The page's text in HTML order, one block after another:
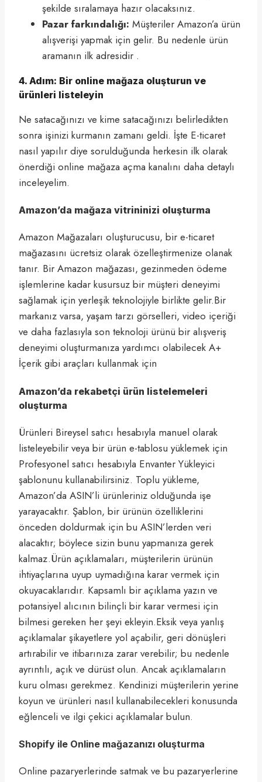
şekilde sıralamaya hazır olacaksınız.
Pazar farkındalığı: Müşteriler Amazon’a ürün
alışverişi yapmak için gelir. Bu nedenle ürün
aramanın ilk adresidir .
4. Adım: Bir online mağaza oluşturun ve
ürünleri listeleyin
Ne satacağınızı ve kime satacağınızı belirledikten
sonra işinizi kurmanın zamanı geldi. İşte E-ticaret
nasıl yapılır diye sorulduğunda herkesin ilk olarak
önerdiği online mağaza açma kanalını daha detaylı
inceleyelim.
Amazon’da mağaza vitrininizi oluşturma
Amazon Mağazaları oluşturucusu, bir e-ticaret
mağazasını ücretsiz olarak özelleştirmenize olanak
tanır. Bir Amazon mağazası, gezinmeden ödeme
işlemlerine kadar kusursuz bir müşteri deneyimi
sağlamak için yerleşik teknolojiyle birlikte gelir.Bir
markanız varsa, yaşam tarzı görselleri, video içeriği
ve daha fazlasıyla son teknoloji ürünü bir alışveriş
deneyimi oluşturmanıza yardımcı olabilecek A+
İçerik gibi araçları kullanmak için
Amazon’da rekabetçi ürün listelemeleri
oluşturma
Ürünleri Bireysel satıcı hesabıyla manuel olarak
listeleyebilir veya bir ürün e-tablosu yüklemek için
Profesyonel satıcı hesabıyla Envanter Yükleyici
şablonunu kullanabilirsiniz. Toplu yükleme,
Amazon’da ASIN’li ürünleriniz olduğunda işe
yarayacaktır. Şablon, bir ürünün özelliklerini
önceden doldurmak için bu ASIN’lerden veri
alacaktır; böylece sizin bunu yapmanıza gerek
kalmaz.Ürün açıklamaları, müşterilerin ürünün
ihtiyaçlarına uyup uymadığına karar vermek için
okuyacaklarıdır. Kapsamlı bir açıklama yazın ve
potansiyel alıcının bilinçli bir karar vermesi için
bilmesi gereken her şeyi ekleyin.Eksik veya yanlış
açıklamalar şikayetlere yol açabilir, geri dönüşleri
artırabilir ve itibarınıza zarar verebilir; bu nedenle
ayrıntılı, açık ve dürüst olun. Ancak açıklamaların
kuru olması gerekmez. Kendinizi müşterilerin yerine
koyun ve ürünleri nasıl kullanabilecekleri konusunda
eğlenceli ve ilgi çekici açıklamalar bulun.
Shopify ile Online mağazanızı oluşturma
Online pazaryerlerinde satmak ve bu pazaryerlerine